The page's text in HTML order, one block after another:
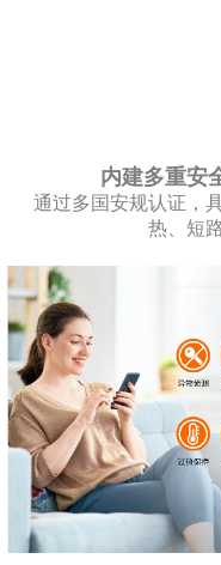
内建多重安
通过多国安规认证，
热、短